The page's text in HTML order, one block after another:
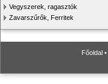
Vegyszerek, ragasztók
Zavarszűrők, Ferritek
Főoldal •